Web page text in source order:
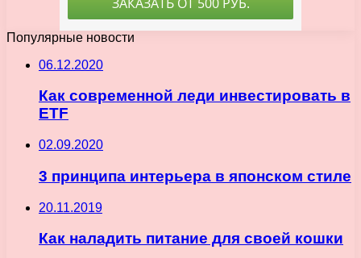
Популярные новости
06.12.2020
Как современной леди инвестировать в
ETF
02.09.2020
3 принципа интерьера в японском стиле
20.11.2019
Как наладить питание для своей кошки